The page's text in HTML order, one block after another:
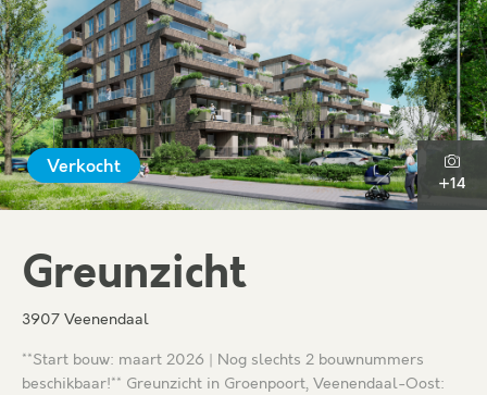
Verkocht
+14
Greunzicht
3907 Veenendaal
**Start bouw: maart 2026 | Nog slechts 2 bouwnummers
beschikbaar!** Greunzicht in Groenpoort, Veenendaal-Oost: